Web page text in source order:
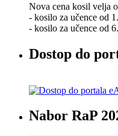
Nova cena kosil velja
- kosilo za učence od
- kosilo za učence od
Dostop do
Nabor RaP